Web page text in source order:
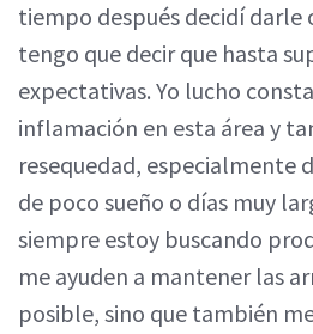
tiempo después decidí
tengo que decir que hasta
expectativas. Yo lucho
inflamación en esta área y
resequedad, especialmente
de poco sueño o días muy
siempre estoy buscando
me ayuden a mantener las
posible, sino que también